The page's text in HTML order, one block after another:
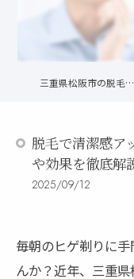
三重県松阪市の脱毛ならメンズ脱毛ZERO松阪店
脱毛で清潔感ア
や効果を徹底解
2025/09/12
毎朝のヒゲ剃りに
んか？近年、三重